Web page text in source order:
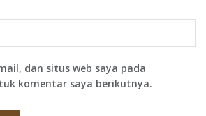
dan situs web saya pada
komentar saya berikutnya.